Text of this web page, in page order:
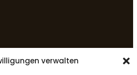
verwalten